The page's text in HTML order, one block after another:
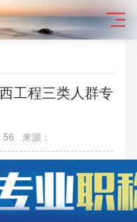
工程三类人群专
56 来源：